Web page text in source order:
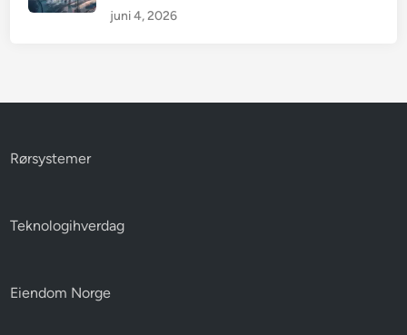
juni 4, 2026
Rørsystemer
Teknologihverdag
Eiendom Norge